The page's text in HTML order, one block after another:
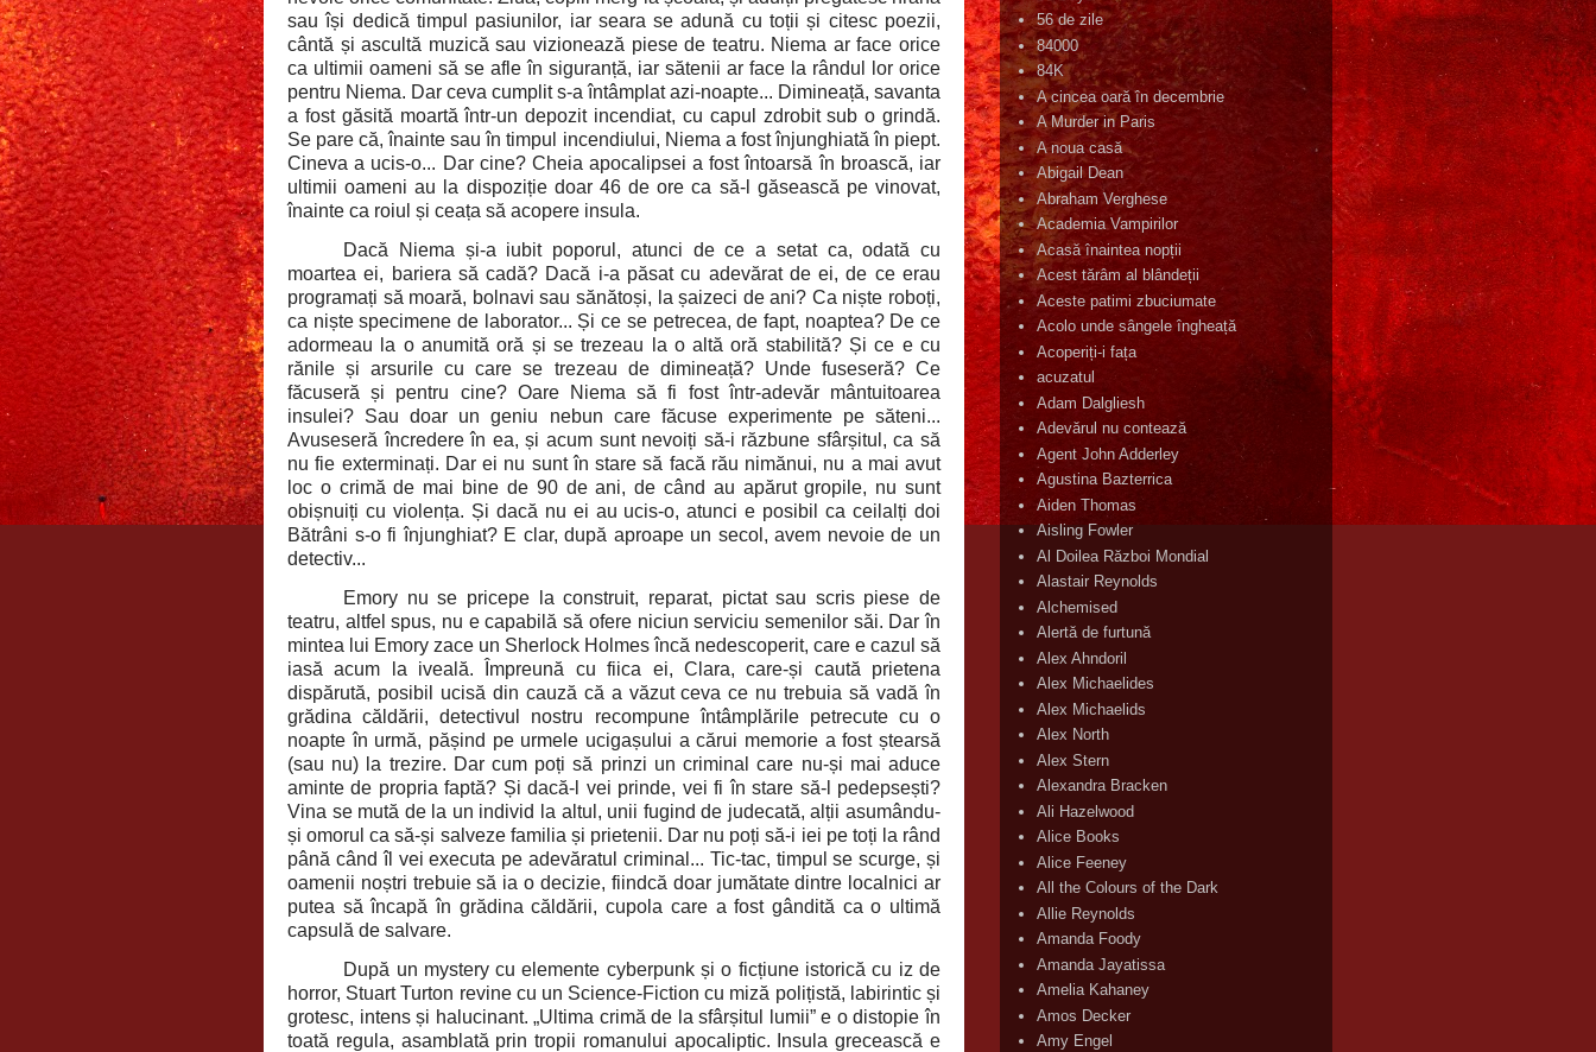
sau își dedică timpul pasiunilor, iar seara se adună cu toții și citesc poezii,
cântă și ascultă muzică sau vizionează piese de teatru. Niema ar face orice
ca ultimii oameni să se afle în siguranță, iar sătenii ar face la rândul lor orice
pentru Niema. Dar ceva cumplit s-a întâmplat azi-noapte... Dimineață, savanta
a fost găsită moartă într-un depozit incendiat, cu capul zdrobit sub o grindă.
Se pare că, înainte sau în timpul incendiului, Niema a fost înjunghiată în piept.
Cineva a ucis-o... Dar cine? Cheia apocalipsei a fost întoarsă în broască, iar
ultimii oameni au la dispoziție doar 46 de ore ca să-l găsească pe vinovat,
înainte ca roiul și ceața să acopere insula.
Dacă Niema și-a iubit poporul, atunci de ce a setat ca, odată cu
moartea ei, bariera să cadă? Dacă i-a păsat cu adevărat de ei, de ce erau
programați să moară, bolnavi sau sănătoși, la șaizeci de ani? Ca niște roboți,
ca niște specimene de laborator... Și ce se petrecea, de fapt, noaptea? De ce
adormeau la o anumită oră și se trezeau la o altă oră stabilită? Și ce e cu
rănile și arsurile cu care se trezeau de dimineață? Unde fuseseră? Ce
făcuseră și pentru cine? Oare Niema să fi fost într-adevăr mântuitoarea
insulei? Sau doar un geniu nebun care făcuse experimente pe săteni...
Avuseseră încredere în ea, și acum sunt nevoiți să-i răzbune sfârșitul, ca să
nu fie exterminați. Dar ei nu sunt în stare să facă rău nimănui, nu a mai avut
loc o crimă de mai bine de 90 de ani, de când au apărut gropile, nu sunt
obișnuiți cu violența. Și dacă nu ei au ucis-o, atunci e posibil ca ceilalți doi
Bătrâni s-o fi înjunghiat? E clar, după aproape un secol, avem nevoie de un
detectiv...
Emory nu se pricepe la construit, reparat, pictat sau scris piese de
teatru, altfel spus, nu e capabilă să ofere niciun serviciu semenilor săi. Dar în
mintea lui Emory zace un Sherlock Holmes încă nedescoperit, care e cazul să
iasă acum la iveală. Împreună cu fiica ei, Clara, care-și caută prietena
dispărută, posibil ucisă din cauză că a văzut ceva ce nu trebuia să vadă în
grădina căldării, detectivul nostru recompune întâmplările petrecute cu o
noapte în urmă, pășind pe urmele ucigașului a cărui memorie a fost ștearsă
(sau nu) la trezire. Dar cum poți să prinzi un criminal care nu-și mai aduce
aminte de propria faptă? Și dacă-l vei prinde, vei fi în stare să-l pedepsești?
Vina se mută de la un individ la altul, unii fugind de judecată, alții asumându-
și omorul ca să-și salveze familia și prietenii. Dar nu poți să-i iei pe toți la rând
până când îl vei executa pe adevăratul criminal... Tic-tac, timpul se scurge, și
oamenii noștri trebuie să ia o decizie, fiindcă doar jumătate dintre localnici ar
putea să încapă în grădina căldării, cupola care a fost gândită ca o ultimă
capsulă de salvare.
După un mystery cu elemente cyberpunk și o ficțiune istorică cu iz de
horror, Stuart Turton revine cu un Science-Fiction cu miză polițistă, labirintic și
grotesc, intens și halucinant. „Ultima crimă de la sfârșitul lumii” e o distopie în
toată regula, asamblată prin tropii romanului apocaliptic. Insula grecească e
56 de zile
84000
84K
A cincea oară în decembrie
A Murder in Paris
A noua casă
Abigail Dean
Abraham Verghese
Academia Vampirilor
Acasă înaintea nopții
Acest tărâm al blândeții
Aceste patimi zbuciumate
Acolo unde sângele îngheață
Acoperiți-i fața
acuzatul
Adam Dalgliesh
Adevărul nu contează
Agent John Adderley
Agustina Bazterrica
Aiden Thomas
Aisling Fowler
Al Doilea Război Mondial
Alastair Reynolds
Alchemised
Alertă de furtună
Alex Ahndoril
Alex Michaelides
Alex Michaelids
Alex North
Alex Stern
Alexandra Bracken
Ali Hazelwood
Alice Books
Alice Feeney
All the Colours of the Dark
Allie Reynolds
Amanda Foody
Amanda Jayatissa
Amelia Kahaney
Amos Decker
Amy Engel